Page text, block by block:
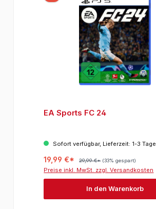
EA Sports FC 24
Sofort verfügbar, Lieferzeit: 1-3 Tage
19,99 €* 29,99 €* (33% gespart)
Preise inkl. MwSt. zzgl. Versandkosten
In den Warenkorb